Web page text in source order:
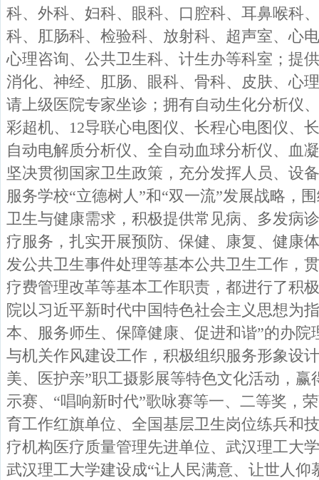
科、外科、妇科、眼科、口腔科、耳鼻喉科
科、肛肠科、检验科、放射科、超声室、心
心理咨询、公共卫生科、计生办等科室；提
消化、神经、肛肠、眼科、骨科、皮肤、心
请上级医院专家坐诊；拥有自动生化分析仪
彩超机、12导联心电图仪、长程心电图仪、
自动电解质分析仪、全自动血球分析仪、血
坚决贯彻国家卫生政策，充分发挥人员、设
服务学校“立德树人”和“双一流”发展战略，
卫生与健康需求，积极提供常见病、多发病
疗服务，扎实开展预防、保健、康复、健康
发公共卫生事件处理等基本公共卫生工作，
疗费管理改革等基本工作职责，都进行了积
院以习近平新时代中国特色社会主义思想为
本、服务师生、保障健康、促进和谐”的办院
与机关作风建设工作，积极组织服务形象设
美、医护亲”职工摄影展等特色文化活动，赢
示赛、“唱响新时代”歌咏赛等一、二等奖，
育工作红旗单位、全国基层卫生岗位练兵和
疗机构医疗质量管理先进单位、武汉理工大
武汉理工大学建设成“让人民满意、让世人仰